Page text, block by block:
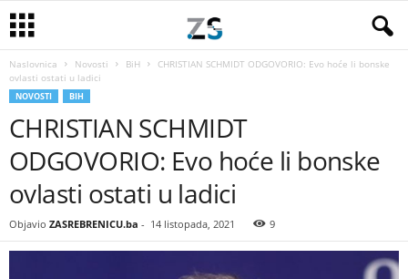
Naslovnica Novosti BiH
CHRISTIAN SCHMIDT ODGOVORIO: Evo hoće li bonske
ovlasti ostati u ladici
NOVOSTI BIH
CHRISTIAN SCHMIDT
ODGOVORIO: Evo hoće li bonske
ovlasti ostati u ladici
Objavio ZASREBRENICU.ba - 14 listopada, 2021 9